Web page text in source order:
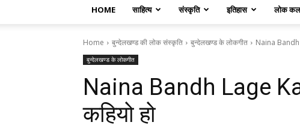
HOME साहित्य संस्कृति इतिहास लोक
Home बुन्देलखण्ड की लोक संस्कृति बुन्देलखण्ड के लोकगीत Naina Bandh
बुन्देलखण्ड के लोकगीत
Naina Bandh Lage
कहियो हो